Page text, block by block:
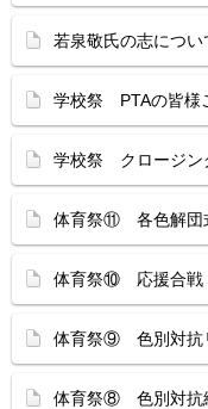
若泉敬氏の志につい
学校祭 PTAの皆様
学校祭 クロージン
体育祭⑪ 各色解団
体育祭⑩ 応援合戦
体育祭⑨ 色別対抗
体育祭⑧ 色別対抗